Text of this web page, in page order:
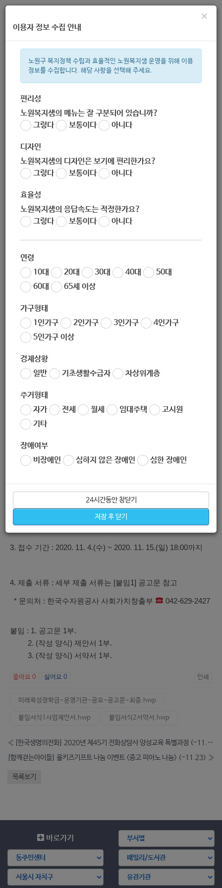
주간 인기검색어
한눈으로 보는 복지 정보
×
이용자 정보 수집 안내
노원구 복지정책 수립과 효율적인 노원복지샘 운영을 위해 이용
정보를 수집합니다. 해당 사항을 선택해 주세요.
편리성
노원복지샘의 메뉴는 잘 구분되어 있습니까?
그렇다
보통이다 아니다
디자인
노원복지샘의 디자인은 보기에 편리한가요?
그렇다
보통이다 아니다
효율성
노원복지샘의 응답속도는 적정한가요?
그렇다
보통이다 아니다
연령
10대
20대 30대 40대
50대
60대
65세 이상
가구형태
1인가구
2인가구 3인가구
4인가구
5인가구 이상
경제상황
일반
기초생활수급자 차상위계층
주거형태
자가
전세 월세 임대주택
고시원
기타
장애여부
비장애인
심하지 않은 장애인 심한 장애인
24시간동안 창닫기
저장 후 닫기
[한국수자원공사] -K-water 장학회 단비- 미래육성 장학금 운
영 기관 공모 안내 (-11.15)
작성자 노원 복지샘
작성일 2020-11-05 09:55
한국수자원공사(K-water)에서 새로이 출범하는 미래 육성 장
학 사업의 효율적 운영과 성장 지원 활동의 성공적 실시를 위
해 아래와 같이 전문적 역량과 경험을 보유한 운영기관을 공모
하오니, 많은 관심과 참여 부탁드립니다.
1. 참가 자격 : 아래 자격을 모두 충족할 것
1) 사회복지법인 또는 비영리법인
2) 1년 이상의 유사 사업 실적을 보유한 기관, 단체
* 유사 사업 실적은 접수 마감일 기준 최근 3년 이내만 인정
* 유사 사업 범위 : 청소년기본법 상 청소년 대상 장학, 멘토
* 접수 기간 내 등기 우편으로 접수되는 서류에 한해 인정 (방
문 접수 불가)
3. 접수 기간 : 2020. 11. 4.(수) ~ 2020. 11. 15.(일) 18:00까지
4. 제출 서류 : 세부 제출 서류는 [붙임1] 공고문 참고
* 문의처 : 한국수자원공사 사회가치창출부 042-629-2427
붙임 : 1. 공고문 1부.
2. (작성 양식) 제안서 1부.
3. (작성 양식) 서약서 1부.
좋아요 0 싫어요 0 인쇄
미래육성장학금-운영기관-공모-공고문-최종.hwp
붙임서식1사업제안서.hwp 붙임서식2서약서.hwp
«
[한국생명의전화] 2020년 제45기 전화상담사 양성교육 특별과정 (-11.09)
[함께걷는아이들] 올키즈기프트 나눔 이벤트 <중고 피아노 나눔> (-11.23) »
목록보기
바로가기